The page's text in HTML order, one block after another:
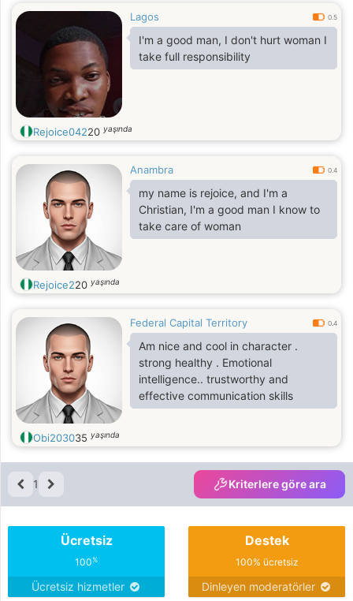
Lagos 0.5
I'm a good man, I don't hurt woman I
take full responsibility
Rejoice04220 yaşında
Anambra 0.4
my name is rejoice, and I'm a
Christian, I'm a good man I know to
take care of woman
Rejoice220 yaşında
Federal Capital Territory 0.4
Am nice and cool in character .
strong healthy . Emotional
intelligence.. trustworthy and
effective communication skills
Obi203035 yaşında
1 Kriterlere göre ara
Ücretsiz
100%
Ücretsiz hizmetler
Destek
100% ücretsiz
Dinleyen moderatörler